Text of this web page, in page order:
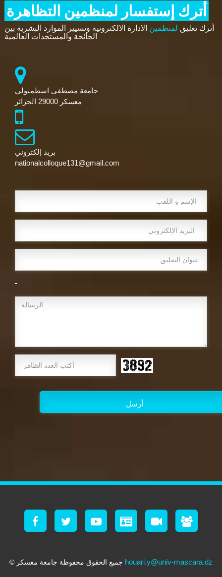
أترك إستفسار لمنظمين التظاهرة
أترك تعليق لمنظمين الادارة الالكترونية وتسيير الموارد البشرية بين
الجائحة والمستجدات العالمية
جامعة مصطفى اسطمبولي
معسكر 29000 الجزائر
بريد إلكتروني
nationalcolloque131@gmail.com
houari.y@univ-mascara.dz